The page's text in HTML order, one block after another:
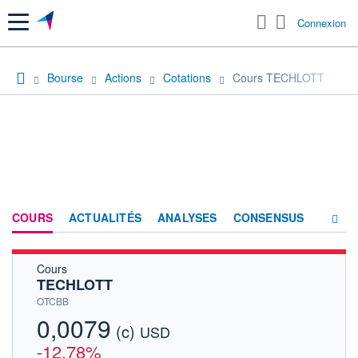
Menu Connexion
Bourse Actions Cotations Cours TECHLOTT
COURS ACTUALITÉS ANALYSES CONSENSUS
Cours
TECHLOTT
OTCBB
0,0079 (c) USD
-12,78%